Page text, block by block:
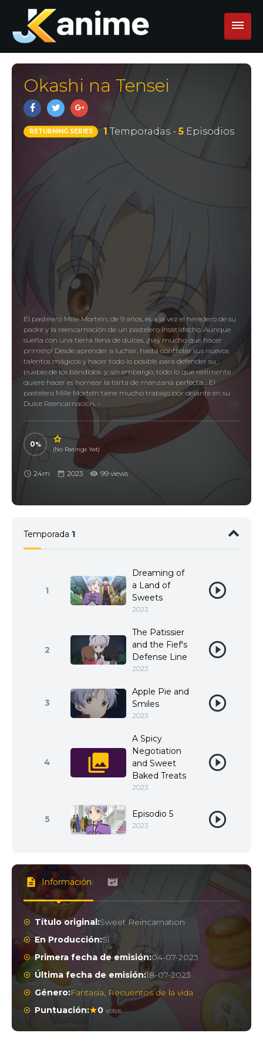
Okashi na Tensei
RETURNING SERIES 1 Temporadas - 5Episodios
El pastelero Mille Morteln, de 9 años, es a la vez el heredero de su
padre y la reencarnación de un pastelero insatisfecho. Aunque
sueña con una tierra llena de dulces, ¡hay mucho que hacer
primero! Desde aprender a luchar, hasta controlar sus nuevos
talentos mágicos y hacer todo lo posible para defender su
pueblo de los bandidos, y, sin embargo, todo lo que realmente
quiere hacer es hornear la tarta de manzana perfecta… El
pastelero Mille Morteln tiene mucho trabajo por delante en su
Dulce Reencarnación. –
0
(No Ratings Yet)
24m 2023 99 views
Temporada 1
1
Dreaming of
a Land of
Sweets
2023
2
The Patissier
and the Fief's
Defense Line
2023
3
Apple Pie and
Smiles
2023
4
A Spicy
Negotiation
and Sweet
Baked Treats
2023
5 Episodio 5
2023
Información
Título original:Sweet Reincarnation
En Producción:Sí
Primera fecha de emisión:04-07-2023
Última fecha de emisión:18-07-2023
Género:Fantasía, Recuentos de la vida
Puntuación:
0 votos